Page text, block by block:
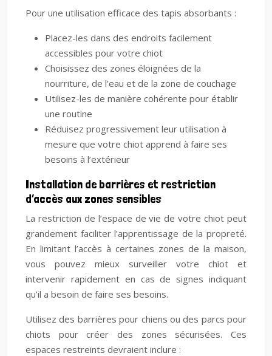
Pour une utilisation efficace des tapis absorbants :
Placez-les dans des endroits facilement
accessibles pour votre chiot
Choisissez des zones éloignées de la
nourriture, de l’eau et de la zone de couchage
Utilisez-les de manière cohérente pour établir
une routine
Réduisez progressivement leur utilisation à
mesure que votre chiot apprend à faire ses
besoins à l’extérieur
Installation de barrières et restriction
d’accès aux zones sensibles
La restriction de l’espace de vie de votre chiot peut
grandement faciliter l’apprentissage de la propreté.
En limitant l’accès à certaines zones de la maison,
vous pouvez mieux surveiller votre chiot et
intervenir rapidement en cas de signes indiquant
qu’il a besoin de faire ses besoins.
Utilisez des barrières pour chiens ou des parcs pour
chiots pour créer des zones sécurisées. Ces
espaces restreints devraient inclure :